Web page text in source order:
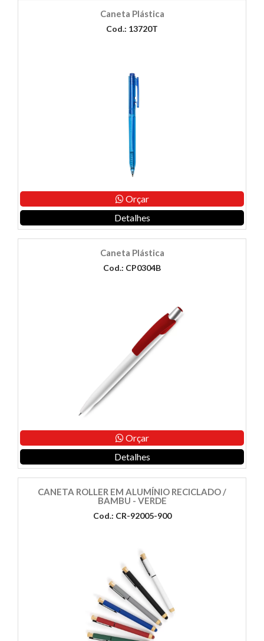
Caneta Plástica
Cod.: 13720T
Orçar
Detalhes
Caneta Plástica
Cod.: CP0304B
Orçar
Detalhes
CANETA ROLLER EM ALUMÍNIO RECICLADO /
BAMBU - VERDE
Cod.: CR-92005-900